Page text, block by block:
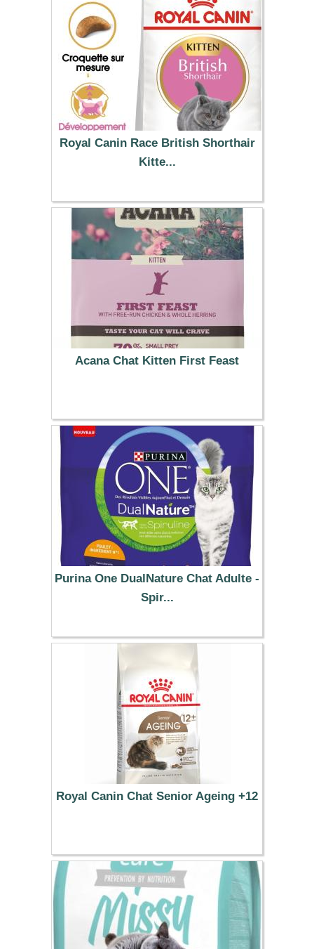
Royal Canin Race British Shorthair
Kitte...
23.99 €
Acana Chat Kitten First Feast
19.99 €
Purina One DualNature Chat Adulte -
Spir...
7.99 €
Royal Canin Chat Senior Ageing +12
32.99 €